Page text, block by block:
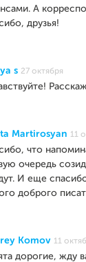
А
друзья!
s 27 октября
Martirosyan 11
что
очередь
И еще
доброго
Komov 11
дорогие, жду